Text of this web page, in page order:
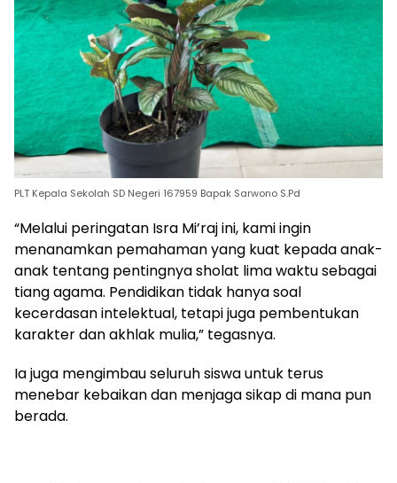
PLT Kepala Sekolah SD Negeri 167959 Bapak Sarwono S.Pd
“Melalui peringatan Isra Mi’raj ini, kami ingin
menanamkan pemahaman yang kuat kepada anak-
anak tentang pentingnya sholat lima waktu sebagai
tiang agama. Pendidikan tidak hanya soal
kecerdasan intelektual, tetapi juga pembentukan
karakter dan akhlak mulia,” tegasnya.
Ia juga mengimbau seluruh siswa untuk terus
menebar kebaikan dan menjaga sikap di mana pun
berada.